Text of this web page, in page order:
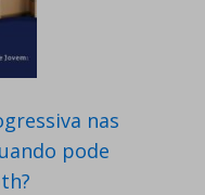
nas
pode